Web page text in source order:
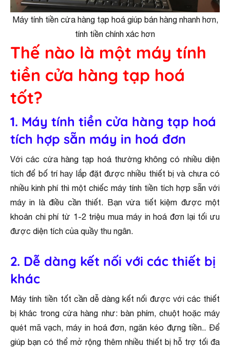
Máy tính tiền cửa hàng tạp hoá giúp bán hàng nhanh hơn,
tính tiền chính xác hơn
Thế nào là một máy tính
tiền cửa hàng tạp hoá
tốt?
1. Máy tính tiền cửa hàng tạp hoá
tích hợp sẵn máy in hoá đơn
Với các cửa hàng tạp hoá thường không có nhiều diện
tích để bố trí hay lắp đặt được nhiều thiết bị và chưa có
nhiều kinh phí thì một chiếc máy tính tiền tích hợp sẵn với
máy in là điều cần thiết. Bạn vừa tiết kiệm được một
khoản chi phí từ 1-2 triệu mua máy in hoá đơn lại tối ưu
được diện tích của quầy thu ngân.
2. Dễ dàng kết nối với các thiết bị
khác
Máy tính tiền tốt cần dễ dàng kết nối được với các thiết
bị khác trong cửa hàng như: bàn phím, chuột hoặc máy
quét mã vạch, máy in hoá đơn, ngăn kéo đựng tiền.. Để
giúp bạn có thể mở rộng thêm nhiều thiết bị hỗ trợ tối đa